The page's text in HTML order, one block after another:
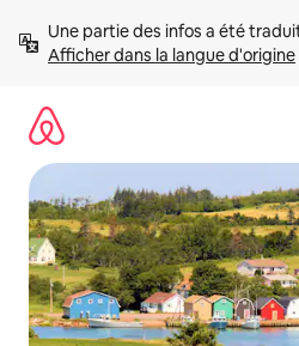
directement
Afficher dans la langue d'origine